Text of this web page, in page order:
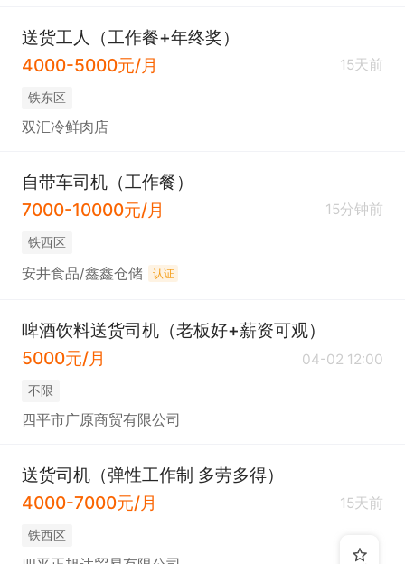
送货工人（工作餐+年终奖）
4000-5000元/月
15天前
铁东区
双汇冷鲜肉店
自带车司机（工作餐）
7000-10000元/月
15分钟前
铁西区
安井食品/鑫鑫仓储 认证
啤酒饮料送货司机（老板好+薪资可观）
5000元/月
04-02 12:00
不限
四平市广原商贸有限公司
送货司机（弹性工作制 多劳多得）
4000-7000元/月
15天前
铁西区